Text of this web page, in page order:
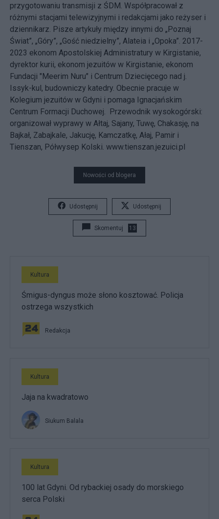
przygotowaniu transmisji z ŚDM. Współpracował z
różnymi stacjami telewizyjnymi i redakcjami jako reżyser i
dziennikarz. Pisze artykuły między innymi do „Poznaj
Świat”, „Góry”, „Gość niedzielny”, Alateia i „Opoka”. 2017-
2023 ekonom Apostolskiej Administratury w Kirgistanie,
dyrektor kurii, ekonom jezuitów w Kirgistanie, ekonom
Fundacji "Meerim Nuru" i Centrum Dziecięcego nad j.
Issyk-kul, budowniczy katedry. Obecnie pracuje w
Kolegium jezuitów w Gdyni i pomaga Ignacjańskim
Centrum Formacji Duchowej. Przewodnik wysokogórski:
organizował wyprawy w Ałtaj, Sajany, Tuwę, Chakasję, na
Bajkał, Zabajkale, Jakucję, Kamczatkę, Ałaj, Pamir i
Tienszan, Półwysep Kolski. www.tienszan.jezuici.pl
Nowości od blogera
Udostępnij Udostępnij
Skomentuj 13
Kultura
Śmigus-dyngus może słono kosztować. Policja
ostrzega wszystkich
Redakcja
Kultura
Jaja na kwadratowo
Siukum Balala
Kultura
100 lat Gdyni. Od rybackiej osady do morskiego
serca Polski